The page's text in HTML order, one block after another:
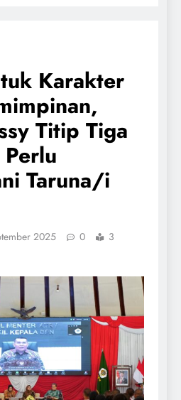
Karakter
Titip Tiga
Taruna/i
2025 0
3